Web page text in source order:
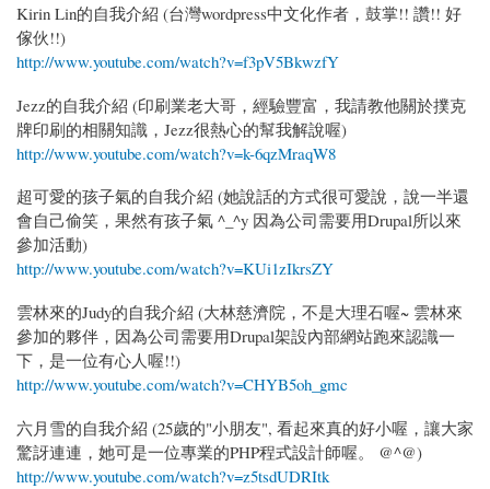
Kirin Lin的自我介紹 (台灣wordpress中文化作者，鼓掌!! 讚!! 好
傢伙!!)
http://www.youtube.com/watch?v=f3pV5BkwzfY
Jezz的自我介紹 (印刷業老大哥，經驗豐富，我請教他關於撲克
牌印刷的相關知識，Jezz很熱心的幫我解說喔)
http://www.youtube.com/watch?v=k-6qzMraqW8
超可愛的孩子氣的自我介紹 (她說話的方式很可愛說，說一半還
會自己偷笑，果然有孩子氣 ^_^y 因為公司需要用Drupal所以來
參加活動)
http://www.youtube.com/watch?v=KUi1zIkrsZY
雲林來的Judy的自我介紹 (大林慈濟院，不是大理石喔~ 雲林來
參加的夥伴，因為公司需要用Drupal架設內部網站跑來認識一
下，是一位有心人喔!!)
http://www.youtube.com/watch?v=CHYB5oh_gmc
六月雪的自我介紹 (25歲的"小朋友", 看起來真的好小喔，讓大家
驚訝連連，她可是一位專業的PHP程式設計師喔。 @^@)
http://www.youtube.com/watch?v=z5tsdUDRItk